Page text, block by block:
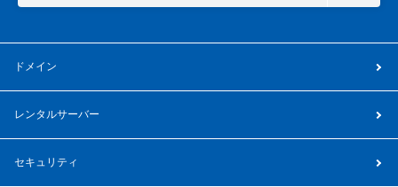
ドメイン
レンタルサーバー
セキュリティ